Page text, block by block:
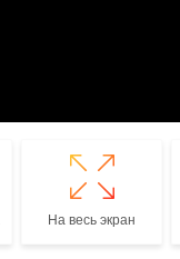
На весь экран